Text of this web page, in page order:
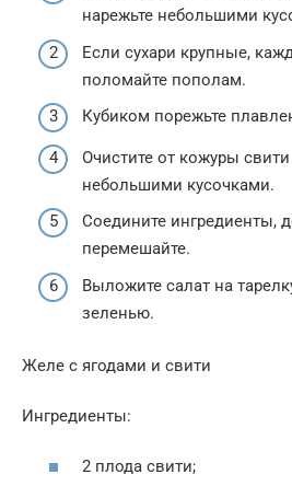
нарежьте небольшими
Если сухари крупные,
поломайте пополам.
Кубиком порежьте
Очистите от кожуры
небольшими кусочками.
Соедините ингредиенты,
перемешайте.
Выложите салат на
зеленью.
Желе с ягодами и свити
Ингредиенты:
2 плода свити;